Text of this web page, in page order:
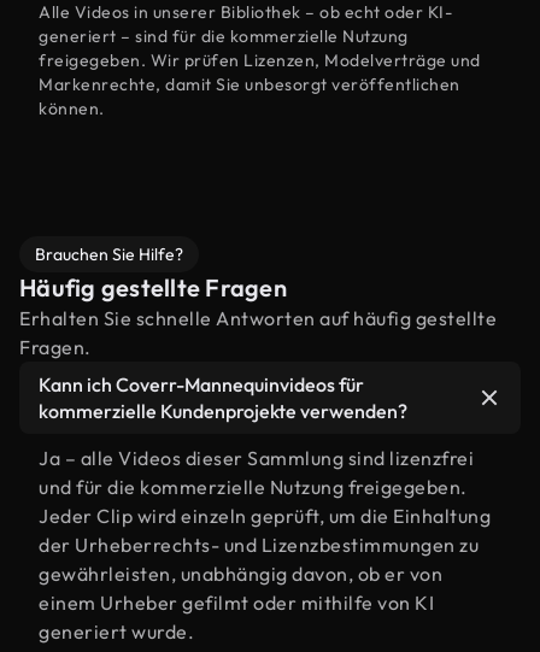
Alle Videos in unserer Bibliothek – ob echt oder KI-
generiert – sind für die kommerzielle Nutzung
freigegeben. Wir prüfen Lizenzen, Modelverträge und
Markenrechte, damit Sie unbesorgt veröffentlichen
können.
Brauchen Sie Hilfe?
Häufig gestellte Fragen
Erhalten Sie schnelle Antworten auf häufig gestellte
Fragen.
Kann ich Coverr-Mannequinvideos für
kommerzielle Kundenprojekte verwenden?
Ja – alle Videos dieser Sammlung sind lizenzfrei
und für die kommerzielle Nutzung freigegeben.
Jeder Clip wird einzeln geprüft, um die Einhaltung
der Urheberrechts- und Lizenzbestimmungen zu
gewährleisten, unabhängig davon, ob er von
einem Urheber gefilmt oder mithilfe von KI
generiert wurde.